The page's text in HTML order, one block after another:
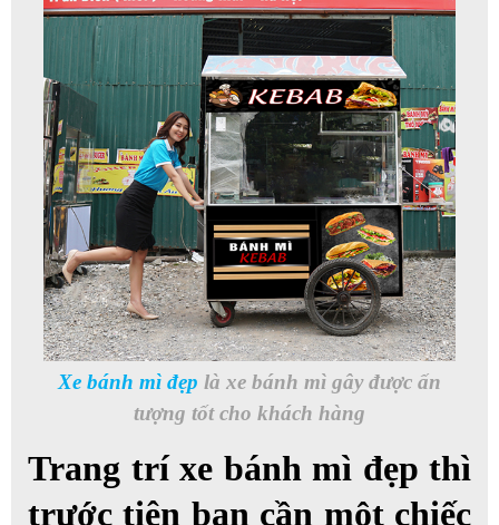
Xe bánh mì đẹp là xe bánh mì gây được ấn
tượng tốt cho khách hàng
Trang trí xe bánh mì đẹp thì
trước tiên bạn cần một chiếc